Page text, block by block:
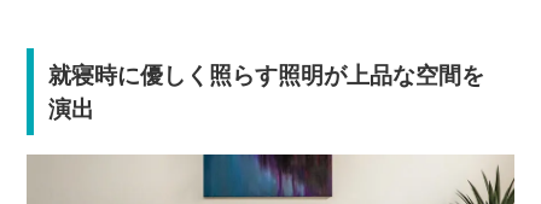
就寝時に優しく照らす照明が上品な空間を
演出